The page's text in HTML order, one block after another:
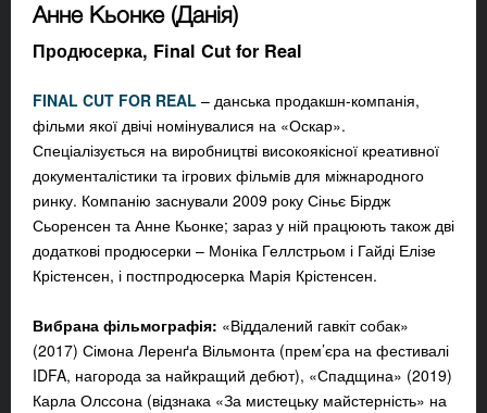
Анне Кьонке (Данія)
Продюсерка, Final Cut for Real
FINAL CUT FOR REAL – данська продакшн-компанія,
фільми якої двічі номінувалися на «Оскар».
Спеціалізується на виробництві високоякісної креативної
документалістики та ігрових фільмів для міжнародного
ринку. Компанію заснували 2009 року Сіньє Бірдж
Сьоренсен та Анне Кьонке; зараз у ній працюють також дві
додаткові продюсерки – Моніка Геллстрьом і Гайді Елізе
Крістенсен, і постпродюсерка Марія Крістенсен.
Вибрана фільмографія: «Віддалений гавкіт собак»
(2017) Сімона Леренґа Вільмонта (прем’єра на фестивалі
IDFA, нагорода за найкращий дебют), «Спадщина» (2019)
Карла Олссона (відзнака «За мистецьку майстерність» на